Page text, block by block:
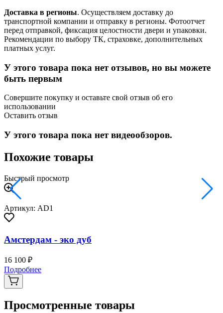
Доставка в регионы. Осуществляем доставку до
транспортной компании и отправку в регионы. Фотоотчет
перед отправкой, фиксация целостности двери и упаковки.
Рекомендации по выбору ТК, страховке, дополнительных
платных услуг.
У этого товара пока нет отзывов, но вы можете
быть первым
Совершите покупку и оставьте свой отзыв об его
использовании
Оставить отзыв
У этого товара пока нет видеообзоров.
Похожие товары
Быстрый просмотр
Артикул: AD1
Амстердам - эко дуб
16 100 ₽
Подробнее
Просмотренные товары